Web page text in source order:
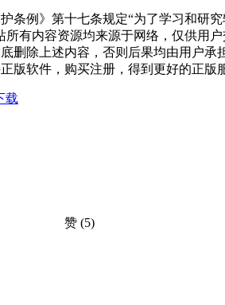
条例》第十七条规定“为了学习和研
所有内容资源均来源于网络，仅供用
删除上述内容，否则后果均由用户
版软件，购买注册，得到更好的正版
载
赞 (5)